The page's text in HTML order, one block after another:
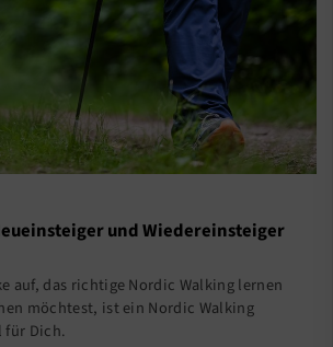
und Wiedereinsteiger
auf, das richtige Nordic Walking lernen
möchtest, ist ein Nordic Walking
für Dich.